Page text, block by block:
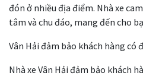
đón ở nhiều địa điểm. Nhà xe
tâm và chu đáo, mang đến cho
Vân Hải đảm bảo khách hàng
Nhà xe Vân Hải đảm bảo khách